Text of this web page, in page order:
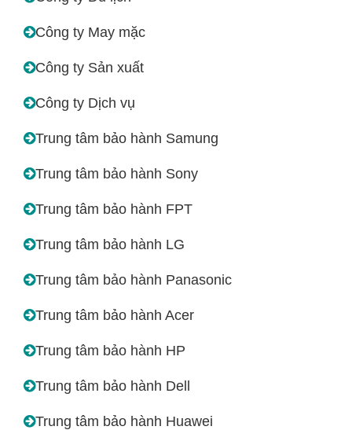
Công ty May mặc
Công ty Sản xuất
Công ty Dịch vụ
Trung tâm bảo hành Samung
Trung tâm bảo hành Sony
Trung tâm bảo hành FPT
Trung tâm bảo hành LG
Trung tâm bảo hành Panasonic
Trung tâm bảo hành Acer
Trung tâm bảo hành HP
Trung tâm bảo hành Dell
Trung tâm bảo hành Huawei